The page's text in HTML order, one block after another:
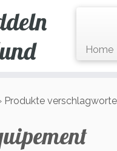
Home
Produkte